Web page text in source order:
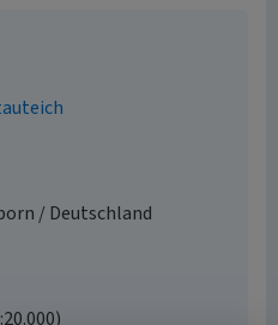
/ Deutschland